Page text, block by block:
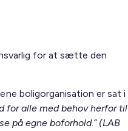
for at sætte den
boligorganisation er sat i
for alle med behov herfor til
på egne boforhold.” (LAB